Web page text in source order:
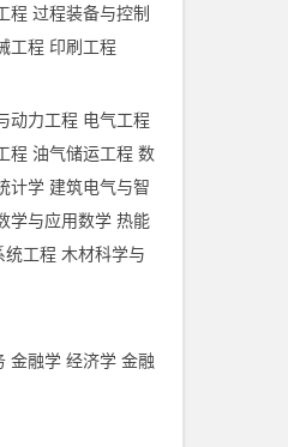
程 过程装备与控制
工程 印刷工程
动力工程 电气工程
程 油气储运工程 数
计学 建筑电气与智
学与应用数学 热能
统工程 木材科学与
金融学 经济学 金融